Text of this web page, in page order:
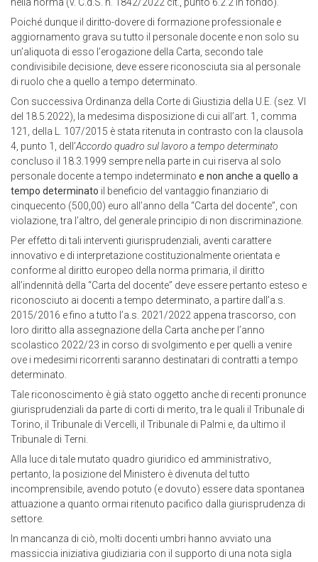
Poiché dunque il diritto-dovere di formazione professionale e
aggiornamento grava su tutto il personale docente e non solo su
un’aliquota di esso l’erogazione della Carta, secondo tale
condivisibile decisione, deve essere riconosciuta sia al personale
di ruolo che a quello a tempo determinato.
Con successiva Ordinanza della Corte di Giustizia della U.E. (sez. VI
del 18.5.2022), la medesima disposizione di cui all’art. 1, comma
121, della L. 107/2015 è stata ritenuta in contrasto con la clausola
4, punto 1, dell’Accordo quadro sul lavoro a tempo determinato
concluso il 18.3.1999 sempre nella parte in cui riserva al solo
personale docente a tempo indeterminato e non anche a quello a
tempo determinato il beneficio del vantaggio finanziario di
cinquecento (500,00) euro all’anno della “Carta del docente”, con
violazione, tra l’altro, del generale principio di non discriminazione.
Per effetto di tali interventi giurisprudenziali, aventi carattere
innovativo e di interpretazione costituzionalmente orientata e
conforme al diritto europeo della norma primaria, il diritto
all’indennità della “Carta del docente” deve essere pertanto esteso e
riconosciuto ai docenti a tempo determinato, a partire dall’a.s.
2015/2016 e fino a tutto l’a.s. 2021/2022 appena trascorso, con
loro diritto alla assegnazione della Carta anche per l’anno
scolastico 2022/23 in corso di svolgimento e per quelli a venire
ove i medesimi ricorrenti saranno destinatari di contratti a tempo
determinato.
Tale riconoscimento è già stato oggetto anche di recenti pronunce
giurisprudenziali da parte di corti di merito, tra le quali il Tribunale di
Torino, il Tribunale di Vercelli, il Tribunale di Palmi e, da ultimo il
Tribunale di Terni.
Alla luce di tale mutato quadro giuridico ed amministrativo,
pertanto, la posizione del Ministero è divenuta del tutto
incomprensibile, avendo potuto (e dovuto) essere data spontanea
attuazione a quanto ormai ritenuto pacifico dalla giurisprudenza di
settore.
In mancanza di ciò, molti docenti umbri hanno avviato una
massiccia iniziativa giudiziaria con il supporto di una nota sigla